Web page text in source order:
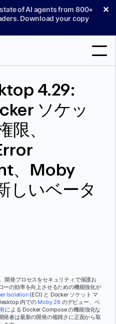
of AI agents from 800+
Download your copy
✕
4.29:
ソケッ
限、
、Moby
しいベータ
開発プロセスをセキュリティで保護お
ーの効率を向上させるための機能強化が
Isolation(ECI) と Docker ソケット マ
内での Moby 26 のデビュー、ベ
による Docker Compose の機能強化な
発者は最新の開発の複雑さに正面から取